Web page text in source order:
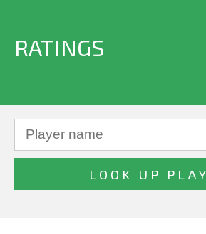
RATINGS